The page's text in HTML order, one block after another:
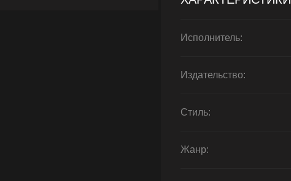
Исполнитель:
Издательство:
Стиль:
Жанр: